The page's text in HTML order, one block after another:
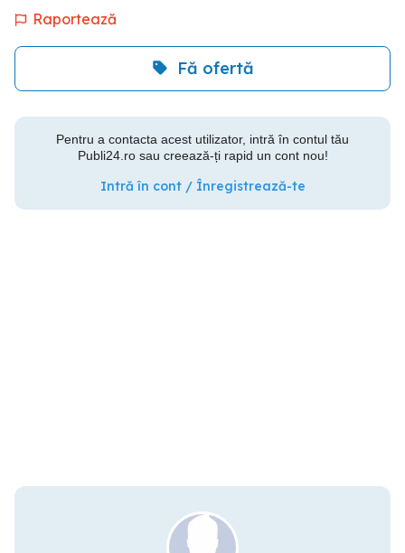
Raportează
Fă ofertă
Pentru a contacta acest utilizator, intră în contul tău
Publi24.ro sau creează-ți rapid un cont nou!
Intră în cont / Înregistrează-te